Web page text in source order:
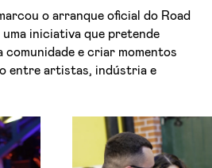
o arranque oficial do Road
iniciativa que pretende
comunidade e criar momentos
entre artistas, indústria e